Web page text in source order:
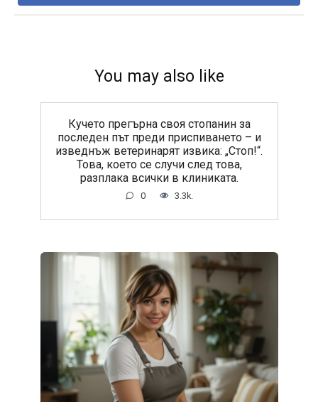
You may also like
Кучето прегърна своя стопанин за
последен път преди приспиването – и
изведнъж ветеринарят извика: „Стоп!“.
Това, което се случи след това,
разплака всички в клиниката.
0 3.3k.